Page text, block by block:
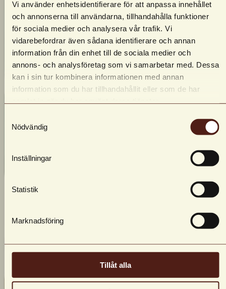
Vi använder enhetsidentifierare för att anpassa innehållet
och annonserna till användarna, tillhandahålla funktioner
för sociala medier och analysera vår trafik. Vi
vidarebefordrar även sådana identifierare och annan
information från din enhet till de sociala medier och
annons- och analysföretag som vi samarbetar med. Dessa
kan i sin tur kombinera informationen med annan
information som du har tillhandahållit eller som de har
Nödvändig
Inställningar
Statistik
Marknadsföring
Tillåt alla